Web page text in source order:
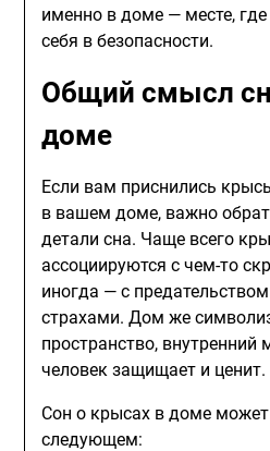
именно в доме — месте, где
себя в безопасности.
Общий смысл
доме
Если вам приснились
в вашем доме, важно
детали сна. Чаще всего
ассоциируются с чем-то
иногда — с
страхами. Дом же
пространство, внутренний
человек защищает и ценит.
Сон о крысах в доме может
следующем: